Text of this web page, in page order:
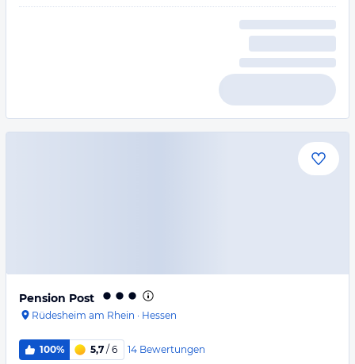
Pension Post
Rüdesheim am Rhein · Hessen
100% 5,7 / 6 14 Bewertungen